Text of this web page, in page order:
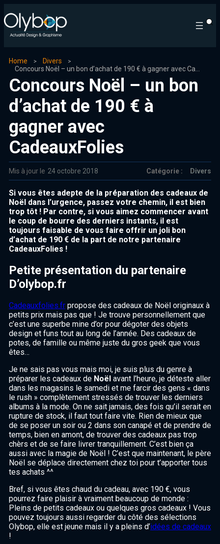
Home
Divers
Concours Noël – un bon
d’achat de 190 € à
gagner avec
CadeauxFolies
Mis à jour le 24 octobre 2018 Catégorie : Divers
Si vous êtes adepte de la préparation des cadeaux de
Noël dans l’urgence, passez votre chemin, il est bien
trop tôt ! Par contre, si vous aimez commencer avant
le coup de bourre des derniers instants, il est
toujours faisable de vous faire offrir un joli bon
d’achat de 190 € de la part de notre partenaire
CadeauxFolies !
Petite présentation du partenaire
D’olybop.fr
Cadeauxfolies.fr propose des cadeaux de Noël originaux à
petits prix mais pas que ! Je trouve personnellement que
c’est une superbe mine d’or pour dégoter des objets
design et funs tout au long de l’année. Des cadeaux de
potes, de famille ou même juste du gros geek que vous
êtes…
Je ne sais pas vous mais moi, je suis plus du genre à
préparer les cadeaux de Noël avant l’heure, je déteste aller
dans les magasins le samedi et me farcir des gens « dans
le rush » complètement stressés de trouver les derniers
albums à la mode. On ne sait jamais, des fois qu’il serait en
rupture de stock, il faut tout faire vite. Rien de mieux que
de se poser un soir ou 2 dans son canapé et de prendre de
temps, bien en amont, de trouver des cadeaux pas trop
chèrs et de se faire livrer tranquillement. C’est bien ça
aussi avec la magie de Noël ! C’est que maintenant, le père
Noël se déplace directement chez toi pour t’apporter tous
tes achats ^^
Bref, si vous êtes chaud du cadeau, avec 190 €, vous
pourrez faire plaisir à vraiment beaucoup de monde :
Pleins de petits cadeaux ou quelques gros cadeaux ! Vous
pouvez toujours aussi regarder du côté des sélections
Olybop, elle est jeune mais il y a pleins d’idées de cadeaux
!